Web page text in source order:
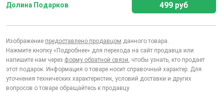
Долина Подарков 499 руб
Изображение предоставлено продавцом данного товара.
Нажмите кнопку «Подробнее» для перехода на сайт продавца или
напишите нам через форму обратной связи, чтобы узнать, кто продает
этот подарок. Информация о товаре носит справочный характер. Для
уточнения технических характеристик, условий доставки и других
вопросов о товаре обращайтесь к продавцу.